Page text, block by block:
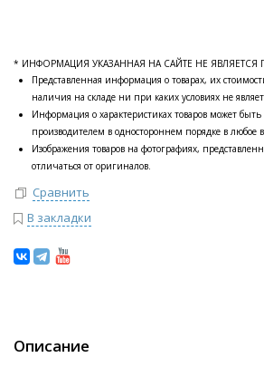
* ИНФОРМАЦИЯ УКАЗАННАЯ НА САЙТЕ НЕ
Представленная информация о товарах, их
наличия на складе ни при каких условиях не
Информация о характеристиках товаров может
производителем в одностороннем порядке в любое
Изображения товаров на фотографиях,
отличаться от оригиналов.
Сравнить
В закладки
Описание